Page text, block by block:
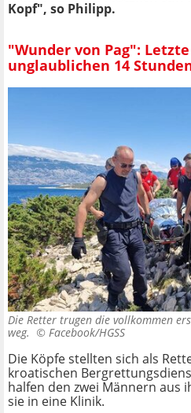
Kopf", so Philipp.
"Wunder von Pag":
unglaublichen 14
Die Retter trugen die vollkommen
weg. © Facebook/HGSS
Die Köpfe stellten sich als
kroatischen
halfen den zwei Männern aus
sie in eine Klinik.